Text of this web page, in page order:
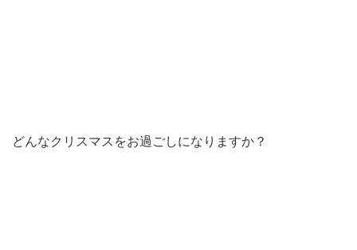
どんなクリスマスをお過ごしになりますか？